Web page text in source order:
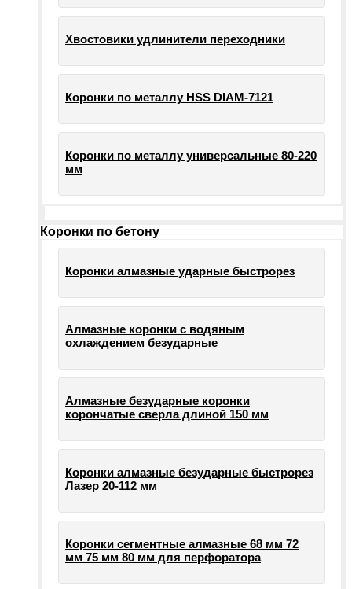
Хвостовики удлинители переходники
Коронки по металлу HSS DIAM-7121
Коронки по металлу универсальные 80-220
мм
Коронки по бетону
Коронки алмазные ударные быстрорез
Алмазные коронки с водяным
охлаждением безударные
Алмазные безударные коронки
корончатые сверла длиной 150 мм
Коронки алмазные безударные быстрорез
Лазер 20-112 мм
Коронки сегментные алмазные 68 мм 72
мм 75 мм 80 мм для перфоратора